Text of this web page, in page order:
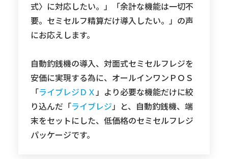
式〉に対応したい。」「余計な機能は一切不
要。セミセルフ精算だけ導入したい。」の声
にお応えします。
自動釣銭機の導入、対面式セミセルフレジを
安価に実現する為に、オールインワンＰＯＳ
「ライブレジＤＸ」より必要な機能だけに絞
り込んだ「ライブレジ」と、自動釣銭機、端
末をセットにした、低価格のセミセルフレジ
パッケージです。